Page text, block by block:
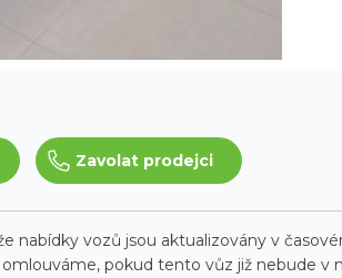
Zavolat prodejci
nabídky vozů jsou aktualizovány v
pokud tento vůz již nebude v